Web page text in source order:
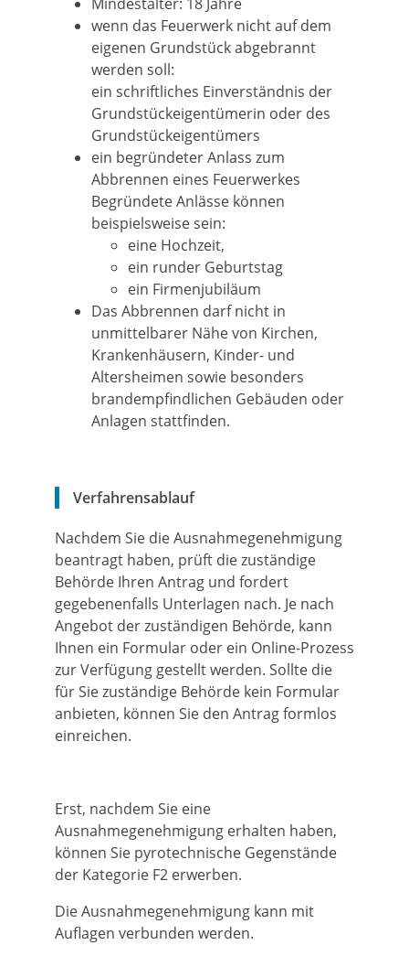
wenn das Feuerwerk nicht auf dem
eigenen Grundstück abgebrannt
werden soll:
ein schriftliches Einverständnis der
Grundstückeigentümerin oder des
Grundstückeigentümers
ein begründeter Anlass zum
Abbrennen eines Feuerwerkes
Begründete Anlässe können
beispielsweise sein:
eine Hochzeit,
ein runder Geburtstag
ein Firmenjubiläum
Das Abbrennen darf nicht in
unmittelbarer Nähe von Kirchen,
Krankenhäusern, Kinder- und
Altersheimen sowie besonders
brandempfindlichen Gebäuden oder
Anlagen stattfinden.
Verfahrensablauf
Nachdem Sie die Ausnahmegenehmigung
beantragt haben, prüft die zuständige
Behörde Ihren Antrag und fordert
gegebenenfalls Unterlagen nach. Je nach
Angebot der zuständigen Behörde, kann
Ihnen ein Formular oder ein Online-Prozess
zur Verfügung gestellt werden. Sollte die
für Sie zuständige Behörde kein Formular
anbieten, können Sie den Antrag formlos
einreichen.
Erst, nachdem Sie eine
Ausnahmegenehmigung erhalten haben,
können Sie pyrotechnische Gegenstände
der Kategorie F2 erwerben.
Die Ausnahmegenehmigung kann mit
Auflagen verbunden werden.